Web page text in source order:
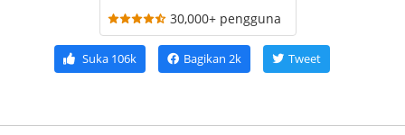
30,000+ pengguna
Suka106k Bagikan 2k Tweet